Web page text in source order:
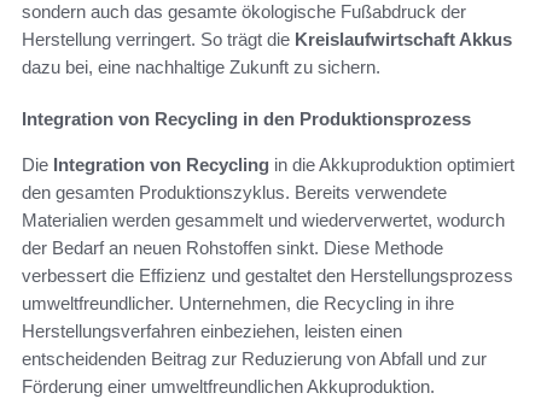
sondern auch das gesamte ökologische Fußabdruck der
Herstellung verringert. So trägt die Kreislaufwirtschaft Akkus
dazu bei, eine nachhaltige Zukunft zu sichern.
Integration von Recycling in den Produktionsprozess
Die Integration von Recycling in die Akkuproduktion optimiert
den gesamten Produktionszyklus. Bereits verwendete
Materialien werden gesammelt und wiederverwertet, wodurch
der Bedarf an neuen Rohstoffen sinkt. Diese Methode
verbessert die Effizienz und gestaltet den Herstellungsprozess
umweltfreundlicher. Unternehmen, die Recycling in ihre
Herstellungsverfahren einbeziehen, leisten einen
entscheidenden Beitrag zur Reduzierung von Abfall und zur
Förderung einer umweltfreundlichen Akkuproduktion.